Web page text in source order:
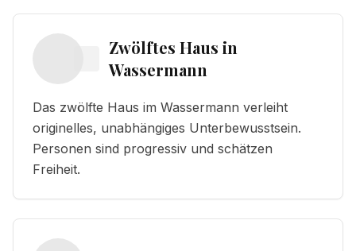
Zwölftes Haus in
Wassermann
Das zwölfte Haus im Wassermann verleiht
originelles, unabhängiges Unterbewusstsein.
Personen sind progressiv und schätzen
Freiheit.